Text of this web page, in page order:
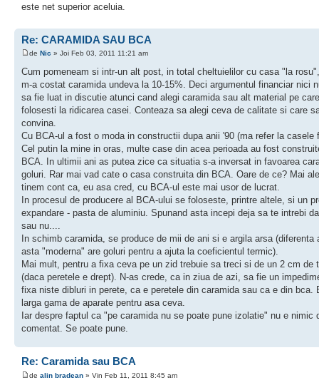
este net superior aceluia.
Re: CARAMIDA SAU BCA
de Nic » Joi Feb 03, 2011 11:21 am
Cum pomeneam si intr-un alt post, in total cheltuielilor cu casa "la
m-a costat caramida undeva la 10-15%. Deci argumentul financiar nici
sa fie luat in discutie atunci cand alegi caramida sau alt material pe
folosesti la ridicarea casei. Conteaza sa alegi ceva de calitate si care
convina.
Cu BCA-ul a fost o moda in constructii dupa anii '90 (ma refer la casele
Cel putin la mine in oras, multe case din acea perioada au fost
BCA. In ultimii ani as putea zice ca situatia s-a inversat in favoarea
goluri. Rar mai vad cate o casa construita din BCA. Oare de ce? Mai
tinem cont ca, eu asa cred, cu BCA-ul este mai usor de lucrat.
In procesul de producere al BCA-ului se foloseste, printre altele, si un
expandare - pasta de aluminiu. Spunand asta incepi deja sa te intrebi
sau nu....
In schimb caramida, se produce de mii de ani si e argila arsa (diferenta
asta "moderna" are goluri pentru a ajuta la coeficientul termic).
Mai mult, pentru a fixa ceva pe un zid trebuie sa treci si de un 2 cm de
(daca peretele e drept). N-as crede, ca in ziua de azi, sa fie un
fixa niste dibluri in perete, ca e peretele din caramida sau ca e din bca.
larga gama de aparate pentru asa ceva.
Iar despre faptul ca "pe caramida nu se poate pune izolatie" nu e nimic
comentat. Se poate pune.
Re: Caramida sau BCA
de alin bradean » Vin Feb 11, 2011 8:45 am